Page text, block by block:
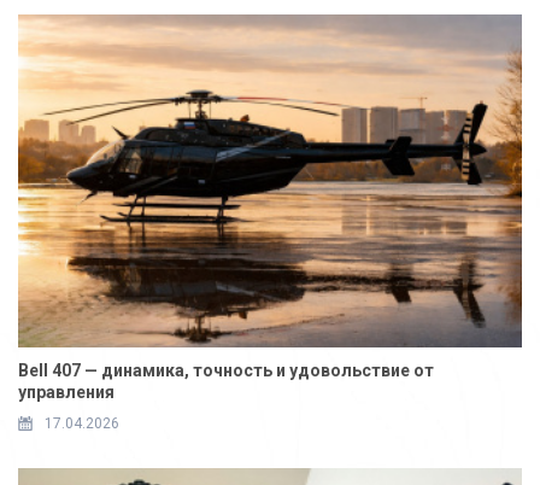
Bell 407 — динамика, точность и удовольствие от
управления
17.04.2026